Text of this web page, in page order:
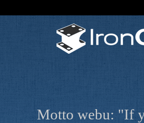
Motto webu: "If